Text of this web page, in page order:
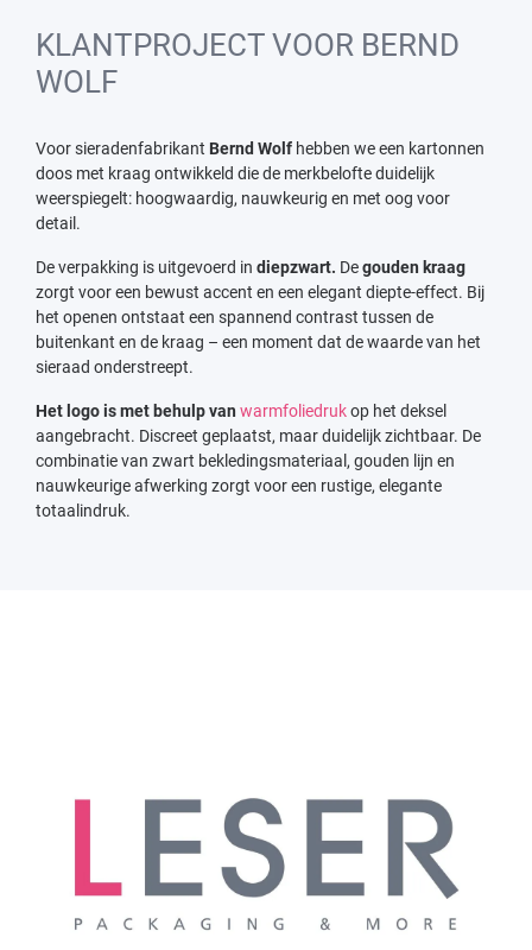
KLANTPROJECT VOOR BERND
WOLF
Voor sieradenfabrikant Bernd Wolf hebben we een kartonnen
doos met kraag ontwikkeld die de merkbelofte duidelijk
weerspiegelt: hoogwaardig, nauwkeurig en met oog voor
detail.
De verpakking is uitgevoerd in diepzwart. Degouden kraag
zorgt voor een bewust accent en een elegant diepte-effect. Bij
het openen ontstaat een spannend contrast tussen de
buitenkant en de kraag – een moment dat de waarde van het
sieraad onderstreept.
Het logo is met behulp van warmfoliedrukop het deksel
aangebracht. Discreet geplaatst, maar duidelijk zichtbaar. De
combinatie van zwart bekledingsmateriaal, gouden lijn en
nauwkeurige afwerking zorgt voor een rustige, elegante
totaalindruk.